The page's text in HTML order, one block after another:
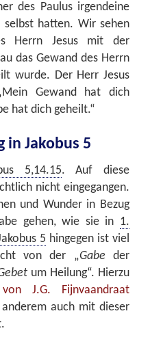
des Paulus irgendeine
hatten. Wir sehen
Herrn Jesus mit der
das Gewand des Herrn
wurde. Der Herr Jesus
Gewand hat dich
hat dich geheilt.“
in Jakobus 5
5,14.15. Auf diese
nicht eingegangen.
und Wunder in Bezug
gehen, wie sie in 1.
5 hingegen ist viel
von der „Gabe der
um Heilung“. Hierzu
J.G. Fijnvaandraat
auch mit dieser